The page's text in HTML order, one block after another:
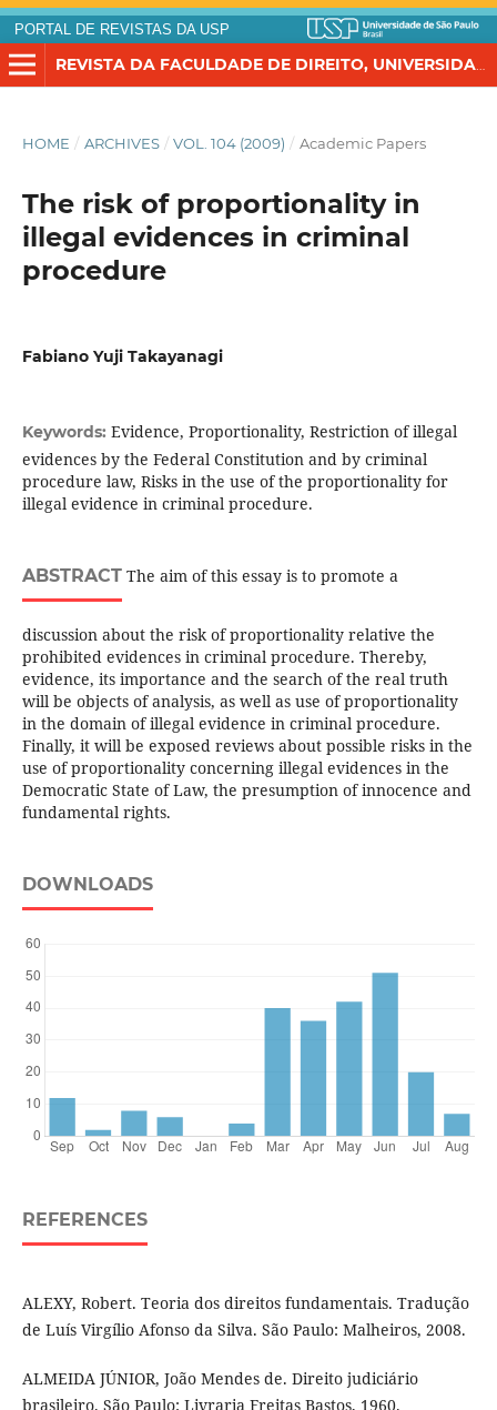
PORTAL DE REVISTAS DA USP
REVISTA DA FACULDADE DE DIREITO, UNIVERSIDADE DE SÃO PAULO
HOME / ARCHIVES / VOL. 104 (2009) / Academic Papers
The risk of proportionality in
illegal evidences in criminal
procedure
Fabiano Yuji Takayanagi
Keywords: Evidence, Proportionality, Restriction of illegal
evidences by the Federal Constitution and by criminal
procedure law, Risks in the use of the proportionality for
illegal evidence in criminal procedure.
ABSTRACTThe aim of this essay is to promote a
discussion about the risk of proportionality relative the
prohibited evidences in criminal procedure. Thereby,
evidence, its importance and the search of the real truth
will be objects of analysis, as well as use of proportionality
in the domain of illegal evidence in criminal procedure.
Finally, it will be exposed reviews about possible risks in the
use of proportionality concerning illegal evidences in the
Democratic State of Law, the presumption of innocence and
fundamental rights.
DOWNLOADS
REFERENCES
ALEXY, Robert. Teoria dos direitos fundamentais. Tradução
de Luís Virgílio Afonso da Silva. São Paulo: Malheiros, 2008.
ALMEIDA JÚNIOR, João Mendes de. Direito judiciário
brasileiro. São Paulo: Livraria Freitas Bastos, 1960.